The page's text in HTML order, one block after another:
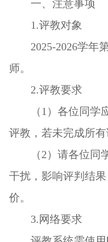
一、注意事项
1.评教对象
2025-2026学年
师。
2.评教要求
（1）各位同学
评教，若未完成所
（2）请各位
干扰，影响评判结
价。
3.网络要求